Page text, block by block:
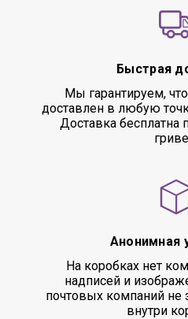
Быстрая
Мы гарантируем,
доставлен в любую
Доставка бесплатна
Анонимная
На коробках нет
надписей и
почтовых компаний не
внутри